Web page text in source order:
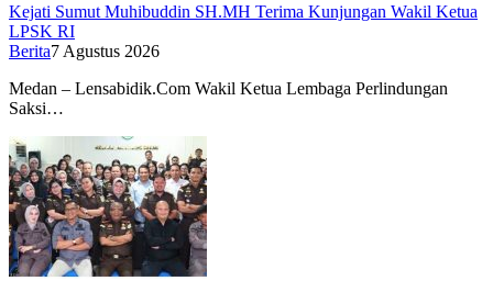
Kejati Sumut Muhibuddin SH.MH Terima Kunjungan Wakil Ketua
LPSK RI
Berita7 Agustus 2026
Medan – Lensabidik.Com Wakil Ketua Lembaga Perlindungan
Saksi…